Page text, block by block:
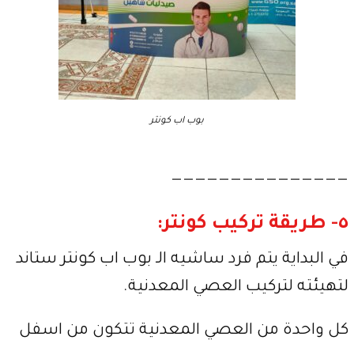
بوب اب كونتر
———————————————
٥- طريقة تركيب كونتر:
في البداية يتم فرد ساشيه الـ بوب اب كونتر ستاند
لتهيئته لتركيب العصي المعدنية.
كل واحدة من العصي المعدنية تتكون من اسفل